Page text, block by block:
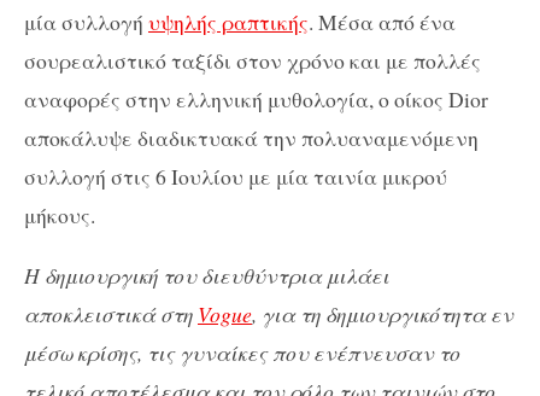
μία συλλογή υψηλής ραπτικής. Μέσα από ένα
σουρεαλιστικό ταξίδι στον χρόνο και με πολλές
αναφορές στην ελληνική μυθολογία, ο οίκος Dior
αποκάλυψε διαδικτυακά την πολυαναμενόμενη
συλλογή στις 6 Ιουλίου με μία ταινία μικρού
μήκους.
Η δημιουργική του διευθύντρια μιλάει
αποκλειστικά στη Vogue, για τη δημιουργικότητα εν
μέσω κρίσης, τις γυναίκες που ενέπνευσαν το